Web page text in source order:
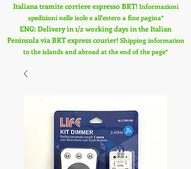
Italiana tramite corriere espresso BRT! Informazioni
spedizioni nelle isole e all'estero a fine pagina*
ENG: Delivery in 1/2 working days in the Italian
Peninsula via BRT express courier! Shipping information
to the islands and abroad at the end of the page*